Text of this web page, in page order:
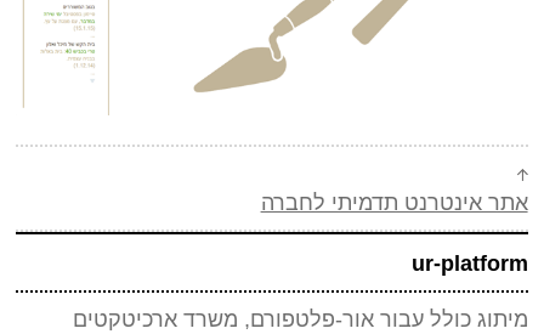
אתר אינטרנט תדמיתי לחברה
ur-platform
מיתוג כולל עבור אור-פלטפורם, משרד ארכיטקטים